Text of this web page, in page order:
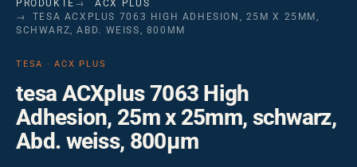
PRODUKTE
ACX PLUS
TESA ACXPLUS 7063 HIGH ADHESION, 25M X 25MM,
SCHWARZ, ABD. WEISS, 800ΜM
TESA · ACX PLUS
tesa ACXplus 7063 High
Adhesion, 25m x 25mm, schwarz,
Abd. weiss, 800µm